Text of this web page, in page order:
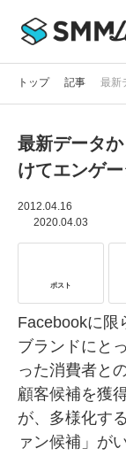
トップ 記事 最新
最新データ
けてエンゲ
2012.04.16
2020.04.03
ポスト
Facebookに限
ブランドにと
った消費者と
顧客候補を獲
が、多様化す
ァン候補」が